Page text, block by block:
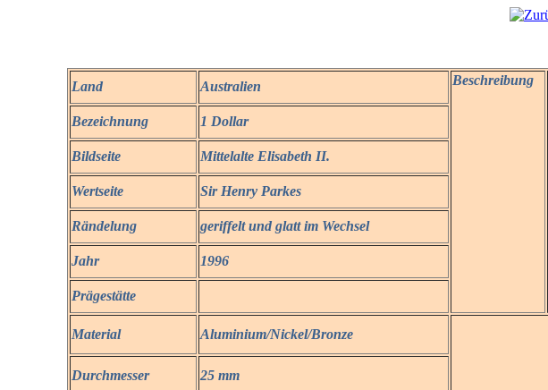
Land Australien Beschreibung
Bezeichnung 1 Dollar
Bildseite Mittelalte Elisabeth II.
Wertseite Sir Henry Parkes
Rändelung geriffelt und glatt im Wechsel
Jahr 1996
Prägestätte
Material Aluminium/Nickel/Bronze
Durchmesser 25 mm